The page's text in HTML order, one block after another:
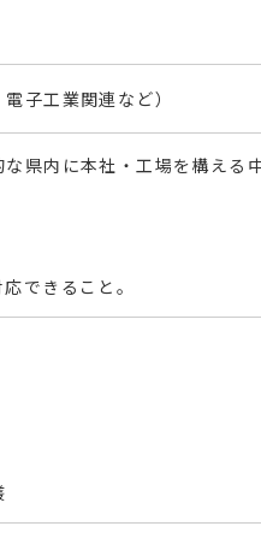
子工業関連など）
県内に本社・工場を構える
できること。